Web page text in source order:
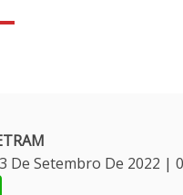
De Setembro De 2022 |